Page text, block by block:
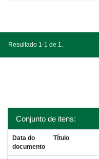
Resultado 1-1 de 1.
Conjunto de itens:
Data do
documento
Título